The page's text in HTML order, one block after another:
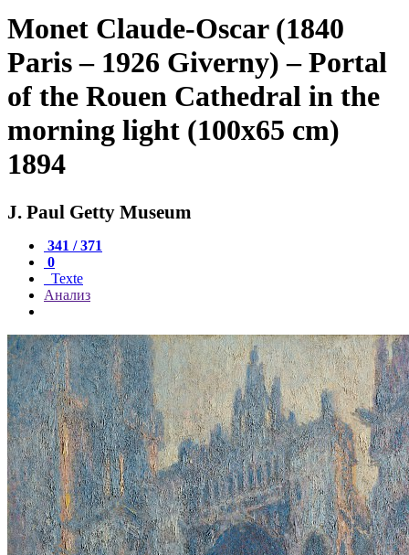
Monet Claude-Oscar (1840
Paris – 1926 Giverny) – Portal
of the Rouen Cathedral in the
morning light (100x65 cm)
1894
J. Paul Getty Museum
341 / 371
0
Texte
Анализ